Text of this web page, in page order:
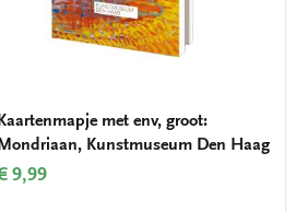
met env, groot:
Kunstmuseum Den Haag
9,99